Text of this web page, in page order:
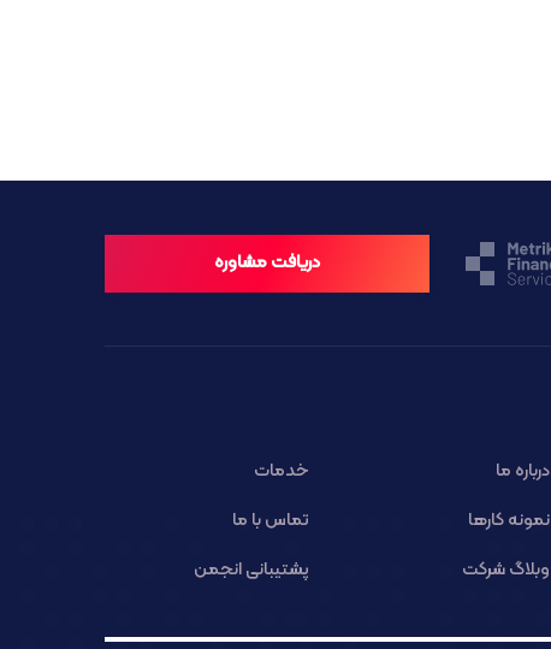
دریافت مشاوره
درباره ما
خدمات
نمونه کارها
تماس با ما
وبلاگ شرکت پشتیبانی انجمن